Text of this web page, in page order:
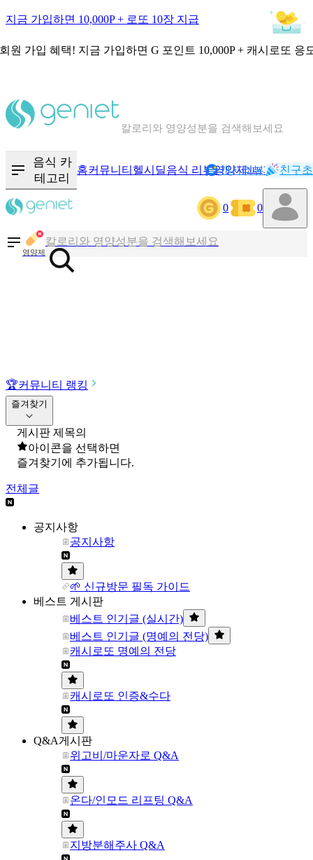
지금 가입하면 10,000P + 로또 10장 지급
원 가입 혜택! 지금 가입하면 G 포인트 10,000P + 캐시로또 응
혈당 · 다이어트 음식 검색해보세요
음식 카
테고리
홈커뮤니티 헬시딜음식 리뷰영양제NEW기록
캐시리뷰 친구
0 0
영양제
칼로리와 영양성분을 검색해보세요
혈당 · 다이어트 음식 검색해보세요
음식 · 영양제 리뷰를 찾아보세요
🏆커뮤니티 랭킹
즐겨찾기
게시판 제목의
아이콘을 선택하면
즐겨찾기에 추가됩니다.
전체글
공지사항
공지사항
🌱 신규방문 필독 가이드
베스트 게시판
베스트 인기글 (실시간)
베스트 인기글 (명예의 전당)
캐시로또 명예의 전당
캐시로또 인증&수다
Q&A게시판
위고비/마운자로 Q&A
온다/인모드 리프팅 Q&A
지방분해주사 Q&A